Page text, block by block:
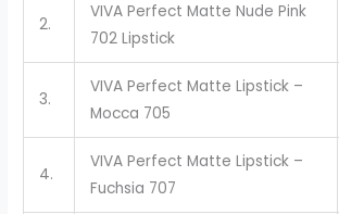
2.
VIVA Perfect Matte Nude Pink
702 Lipstick
3.
VIVA Perfect Matte Lipstick –
Mocca 705
4.
VIVA Perfect Matte Lipstick –
Fuchsia 707